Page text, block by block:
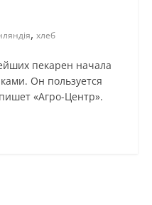
, хлеб
пекарен начала
Он пользуется
«Агро-Центр».